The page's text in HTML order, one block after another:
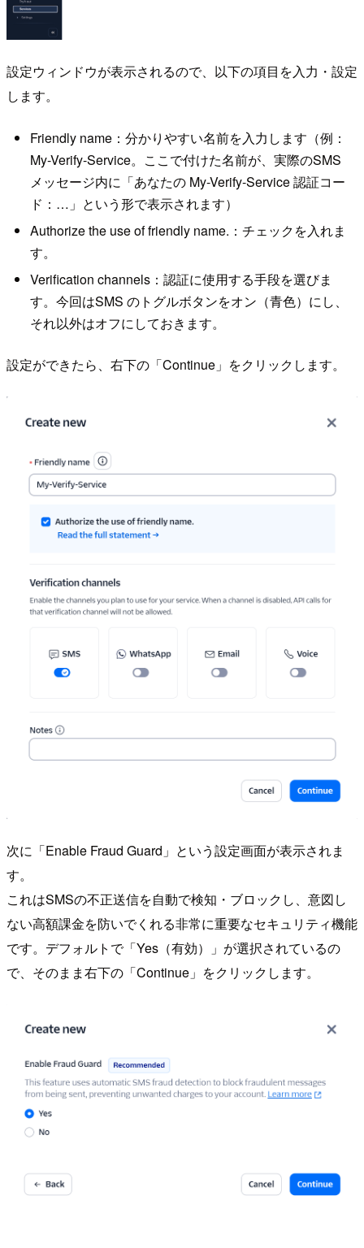
設定ウィンドウが表示されるので、以下の項目を入力・設定
します。
Friendly name：分かりやすい名前を入力します（例：
My-Verify-Service。ここで付けた名前が、実際のSMS
メッセージ内に「あなたの My-Verify-Service 認証コー
ド：…」という形で表示されます）
Authorize the use of friendly name.：チェックを入れま
す。
Verification channels：認証に使用する手段を選びま
す。今回はSMS のトグルボタンをオン（青色）にし、
それ以外はオフにしておきます。
設定ができたら、右下の「Continue」をクリックします。
次に「Enable Fraud Guard」という設定画面が表示されま
す。
これはSMSの不正送信を自動で検知・ブロックし、意図し
ない高額課金を防いでくれる非常に重要なセキュリティ機能
です。デフォルトで「Yes（有効）」が選択されているの
で、そのまま右下の「Continue」をクリックします。